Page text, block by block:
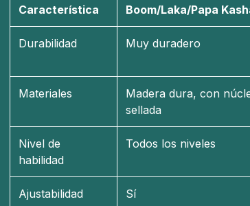
Característica Boom/Laka/Papa
Durabilidad Muy duradero
Materiales
Madera dura, con
sellada
Nivel de
habilidad
Todos los niveles
Ajustabilidad Sí